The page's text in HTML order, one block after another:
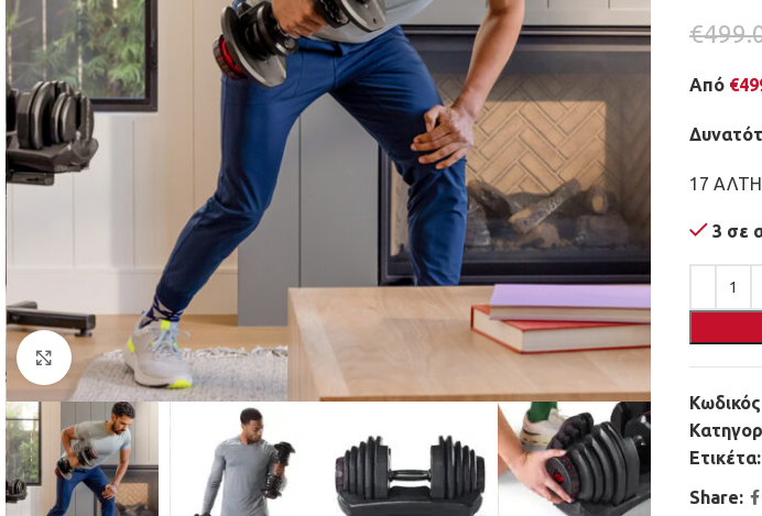
Κλικ για μεγέθυνση
€
Από €
17
3 σε
Ετικέτα:
Share: